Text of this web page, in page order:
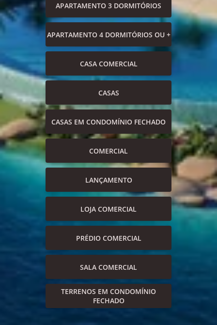
APARTAMENTO 3 DORMITÓRIOS
APARTAMENTO 4 DORMITÓRIOS OU +
CASA COMERCIAL
CASAS
CASAS EM CONDOMÍNIO FECHADO
COMERCIAL
LANÇAMENTO
LOJA COMERCIAL
PRÉDIO COMERCIAL
SALA COMERCIAL
TERRENOS EM CONDOMÍNIO
FECHADO